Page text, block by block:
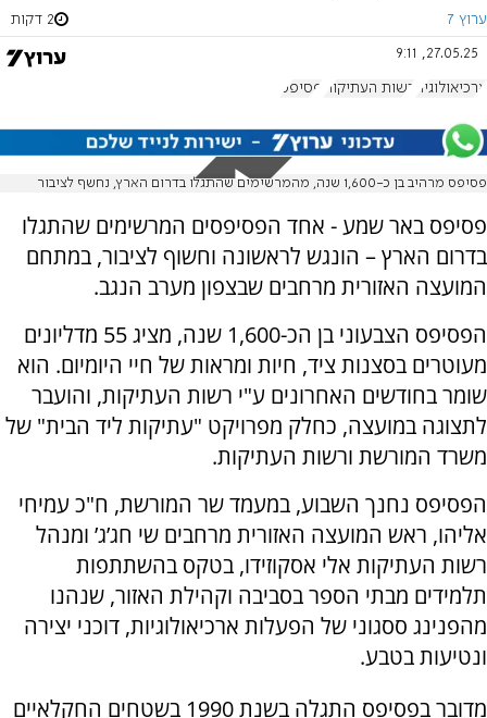
ערוץ 7 2 דקות
27.05.25, 9:11
ארכיאולוגיה רשות העתיקות פסיפס
פסיפס מרהיב בן כ-1,600 שנה, מהמרשימים שהתגלו בדרום הארץ, נחשף לציבור
פסיפס באר שמע - אחד הפסיפסים המרשימים שהתגלו
בדרום הארץ – הונגש לראשונה וחשוף לציבור, במתחם
המועצה האזורית מרחבים שבצפון מערב הנגב.
הפסיפס הצבעוני בן הכ-1,600 שנה, מציג 55 מדליונים
מעוטרים בסצנות ציד, חיות ומראות של חיי היומיום. הוא
שומר בחודשים האחרונים ע"י רשות העתיקות, והועבר
לתצוגה במועצה, כחלק מפרויקט "עתיקות ליד הבית" של
משרד המורשת ורשות העתיקות.
הפסיפס נחנך השבוע, במעמד שר המורשת, ח"כ עמיחי
אליהו, ראש המועצה האזורית מרחבים שי חג’ג’ ומנהל
רשות העתיקות אלי אסקוזידו, בטקס בהשתתפות
תלמידים מבתי הספר בסביבה וקהילת האזור, שנהנו
מהפנינג ססגוני של הפעלות ארכיאולוגיות, דוכני יצירה
ונטיעות בטבע.
מדובר בפסיפס התגלה בשנת 1990 בשטחים החקלאיים